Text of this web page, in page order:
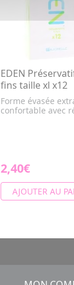
EDEN
fins taille xl x12
Forme évasée
confortable avec
2,40€
AJOUTER AU